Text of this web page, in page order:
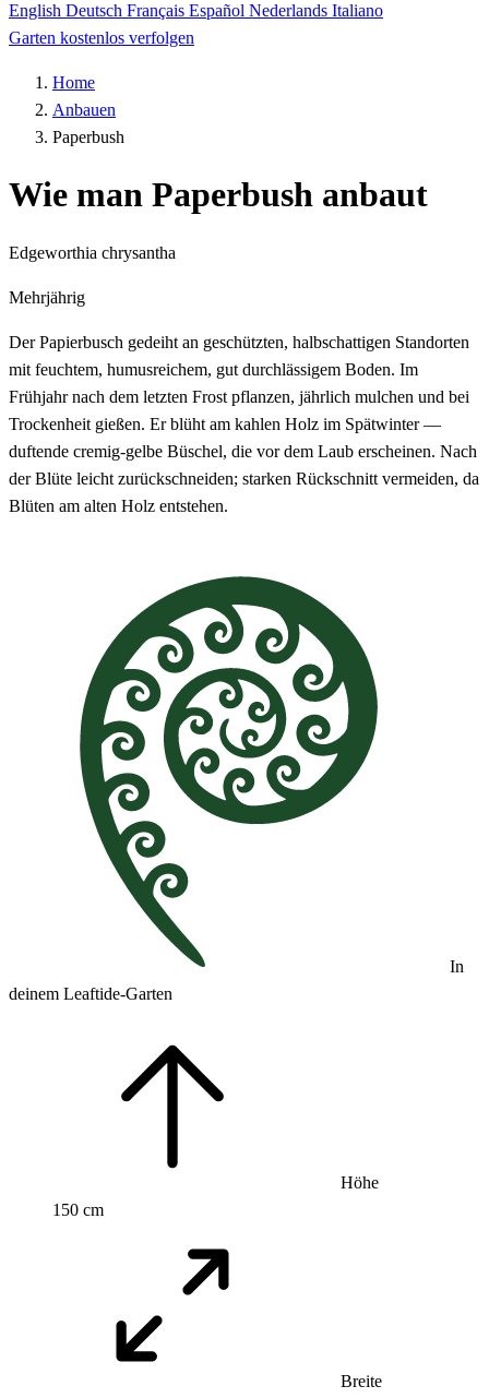
English Deutsch Français Español Nederlands Italiano
Garten kostenlos verfolgen
Home
Anbauen
Paperbush
Wie man Paperbush anbaut
Edgeworthia chrysantha
Mehrjährig
Der Papierbusch gedeiht an geschützten, halbschattigen Standorten
mit feuchtem, humusreichem, gut durchlässigem Boden. Im
Frühjahr nach dem letzten Frost pflanzen, jährlich mulchen und bei
Trockenheit gießen. Er blüht am kahlen Holz im Spätwinter —
duftende cremig-gelbe Büschel, die vor dem Laub erscheinen. Nach
der Blüte leicht zurückschneiden; starken Rückschnitt vermeiden, da
Blüten am alten Holz entstehen.
In
deinem Leaftide-Garten
Höhe
150 cm
Breite